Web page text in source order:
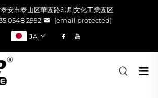
安市泰山区華園路印刷文化工業園区
0548 2992
[email protected]
JA